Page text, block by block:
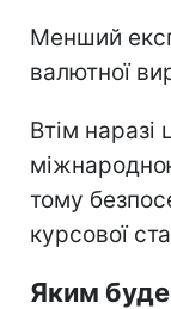
Менший
валютної
Втім
тому
курсової
Яким